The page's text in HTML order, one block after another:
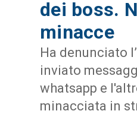
dei boss.
minacce
Ha denunciato
inviato
whatsapp e
minacciata in